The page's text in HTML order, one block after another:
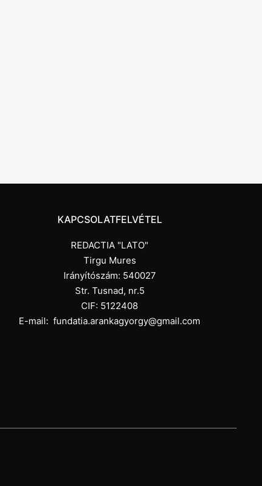
KAPCSOLATFELVÉTEL
REDACTIA "LATO"
Tirgu Mures
Irányítószám: 540027
Str. Tusnad, nr.5
CIF: 5122408
E-mail: fundatia.arankagyorgy@gmail.com